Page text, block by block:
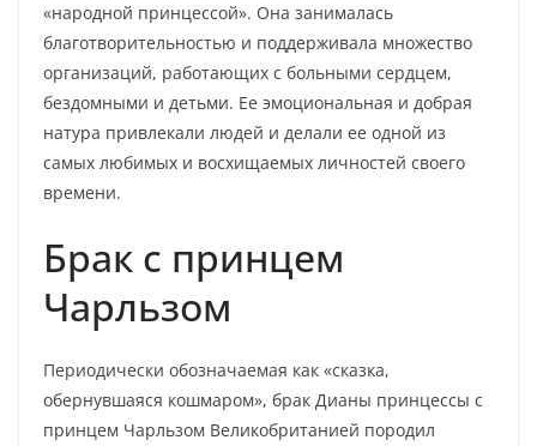
«народной принцессой». Она занималась
благотворительностью и поддерживала множество
организаций, работающих с больными сердцем,
бездомными и детьми. Ее эмоциональная и добрая
натура привлекали людей и делали ее одной из
самых любимых и восхищаемых личностей своего
времени.
Брак с принцем
Чарльзом
Периодически обозначаемая как «сказка,
обернувшаяся кошмаром», брак Дианы принцессы с
принцем Чарльзом Великобританией породил